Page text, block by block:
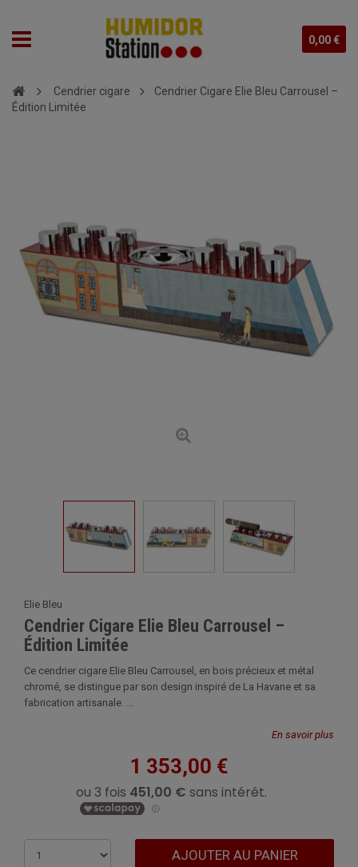
0,00 €
Cendrier cigare
Cendrier Cigare Elie Bleu Carrousel –
Édition Limitée
Elie Bleu
Cendrier Cigare Elie Bleu Carrousel –
Édition Limitée
Ce cendrier cigare Elie Bleu Carrousel, en bois précieux et métal
chromé, se distingue par son design inspiré de La Havane et sa
fabrication artisanale. ...
En savoir plus
1 353,00 €
AJOUTER AU PANIER